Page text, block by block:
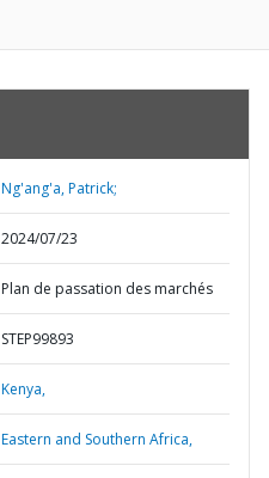
Ng'ang'a, Patrick;
2024/07/23
Plan de passation des marchés
STEP99893
Kenya,
Eastern and Southern Africa,